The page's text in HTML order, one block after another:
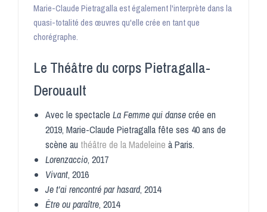
Marie-Claude Pietragalla est également l'interprète dans la
quasi-totalité des œuvres qu'elle crée en tant que
chorégraphe.
Le Théâtre du corps Pietragalla-
Derouault
Avec le spectacle La Femme qui dansecrée en
2019, Marie-Claude Pietragalla fête ses 40 ans de
scène au théâtre de la Madeleine à Paris.
Lorenzaccio, 2017
Vivant, 2016
Je t'ai rencontré par hasard, 2014
Être ou paraître, 2014